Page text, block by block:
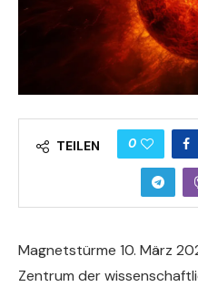
TEILEN 0
Magnetstürme 10. März
Zentrum der